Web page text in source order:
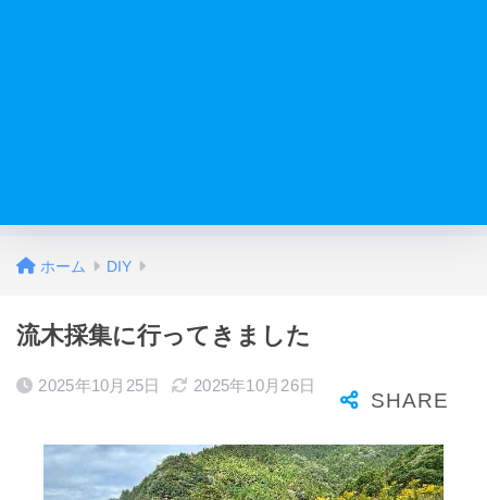
ホーム DIY
流木採集に行ってきました
2025年10月25日 2025年10月26日